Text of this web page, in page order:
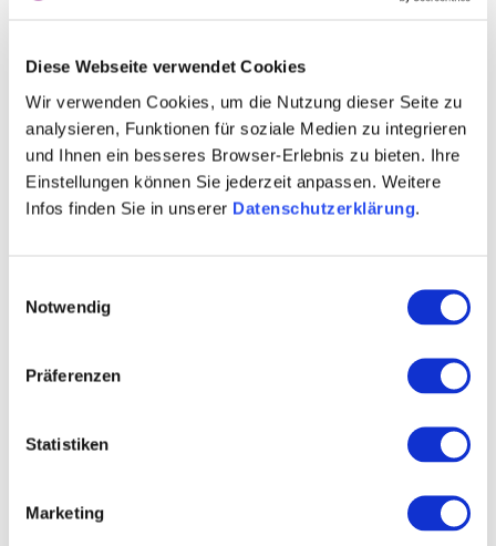
Diese Webseite verwendet Cookies
Wir verwenden Cookies, um die Nutzung dieser Seite zu
analysieren, Funktionen für soziale Medien zu integrieren
und Ihnen ein besseres Browser-Erlebnis zu bieten. Ihre
Einstellungen können Sie jederzeit anpassen. Weitere
Infos finden Sie in unserer Datenschutzerklärung.
Notwendig
Präferenzen
Statistiken
Marketing
Wagner-Stempel(Siefersheim) vor und lobt neben dem
ikonischen 2016 EMT Riesling den 2023 Riesling
trocken als hervorragenden Gutswein.
Zum Blanquette de Veau empfiehlt Loris Lenzo, Head-
Sommelier des «Einstein Gourmet» in St. Gallen in der
(Bechtheim).
wein.plus mit diesen „Fundstücken“ aus Rheinhessen:
(Wintersheim)
Weißweine